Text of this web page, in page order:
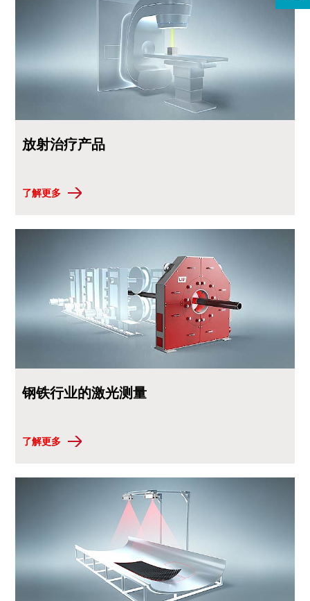
放射治疗产品
了解更多
钢铁行业的激光测量
了解更多